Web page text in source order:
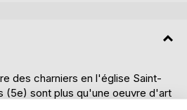
des charniers en l'église Saint-
(5e) sont plus qu'une oeuvre d'art